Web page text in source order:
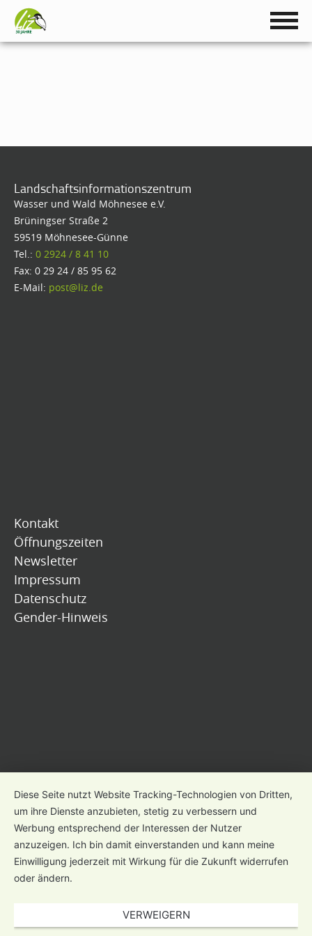
Landschaftsinformationszentrum
Wasser und Wald Möhnesee e.V.
Brüningser Straße 2
59519 Möhnesee-Günne
Tel.: 0 2924 / 8 41 10
Fax: 0 29 24 / 85 95 62
E-Mail: post@liz.de
Kontakt
Öffnungszeiten
Newsletter
Impressum
Datenschutz
Gender-Hinweis
Diese Seite nutzt Website Tracking-Technologien von Dritten,
um ihre Dienste anzubieten, stetig zu verbessern und
Werbung entsprechend der Interessen der Nutzer
anzuzeigen. Ich bin damit einverstanden und kann meine
Einwilligung jederzeit mit Wirkung für die Zukunft widerrufen
oder ändern.
VERWEIGERN